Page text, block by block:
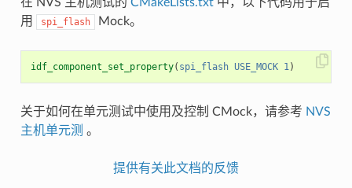
在 NVS 主机测试的 CMakeLists.txt 中，以下代码用于启
用
spi_flash Mock。
idf_component_set_property( spi_flash USE_MOCK 1)
关于如何在单元测试中使用及控制 CMock，请参考 NVS
主机单元测 。
提供有关此文档的反馈